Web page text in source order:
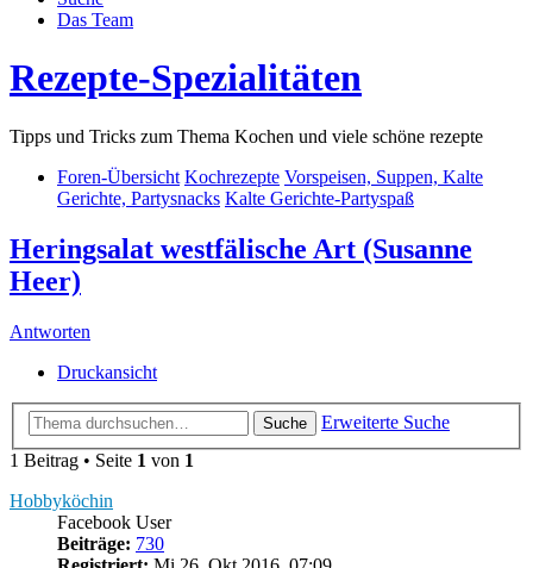
Das Team
Rezepte-Spezialitäten
Tipps und Tricks zum Thema Kochen und viele schöne rezepte
Foren-Übersicht Kochrezepte Vorspeisen, Suppen, Kalte
Gerichte, Partysnacks Kalte Gerichte-Partyspaß
Heringsalat westfälische Art (Susanne
Heer)
Antworten
Druckansicht
Suche
Erweiterte Suche
1 Beitrag • Seite 1 von 1
Hobbyköchin
Facebook User
Beiträge: 730